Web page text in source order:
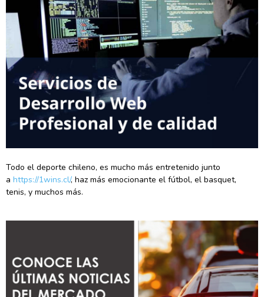
Todo el deporte chileno, es mucho más entretenido junto
a https://1wins.cl/, haz más emocionante el fútbol, el basquet,
tenis, y muchos más.